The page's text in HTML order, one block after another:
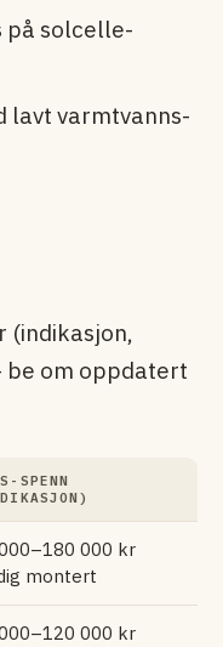
på solcelle­
lavt varmtvanns­
(indikasjon,
be om oppdatert
SPENN
000 kr
montert
000 kr